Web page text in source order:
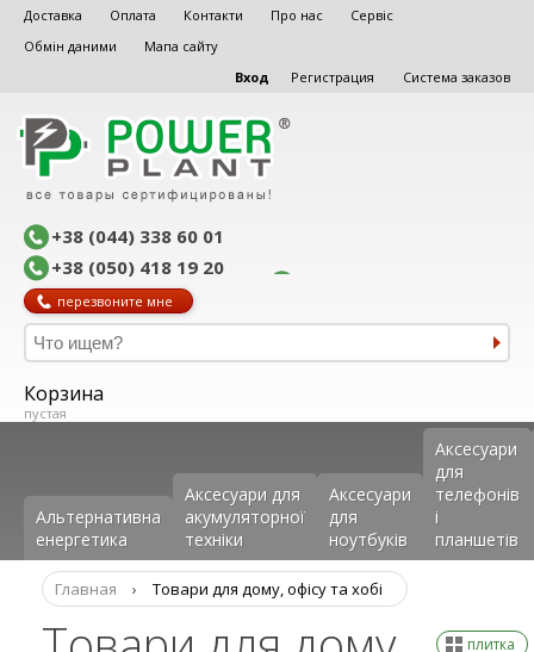
Доставка Оплата Контакти Про нас
Сервіс
Обмін даними
Мапа сайту
Вход
Регистрация Система заказов
+38 (044) 338 60 01
+38 (050) 418 19 20
перезвоните мне
Корзина
пустая
Альтернативна
енергетика
Аксесуари для
акумуляторної
техніки
Аксесуари
для
ноутбуків
Аксеcуари
для
телефонів
і
планшетів
Главная › Товари для дому, офісу та хобі
плитка